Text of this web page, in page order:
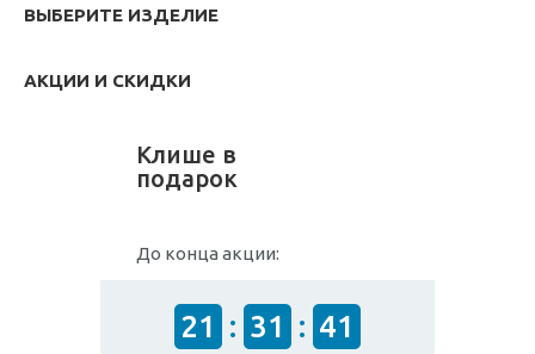
ВЫБЕРИТЕ ИЗДЕЛИЕ
АКЦИИ И СКИДКИ
Клише в
подарок
До конца акции:
21 : 31 : 41